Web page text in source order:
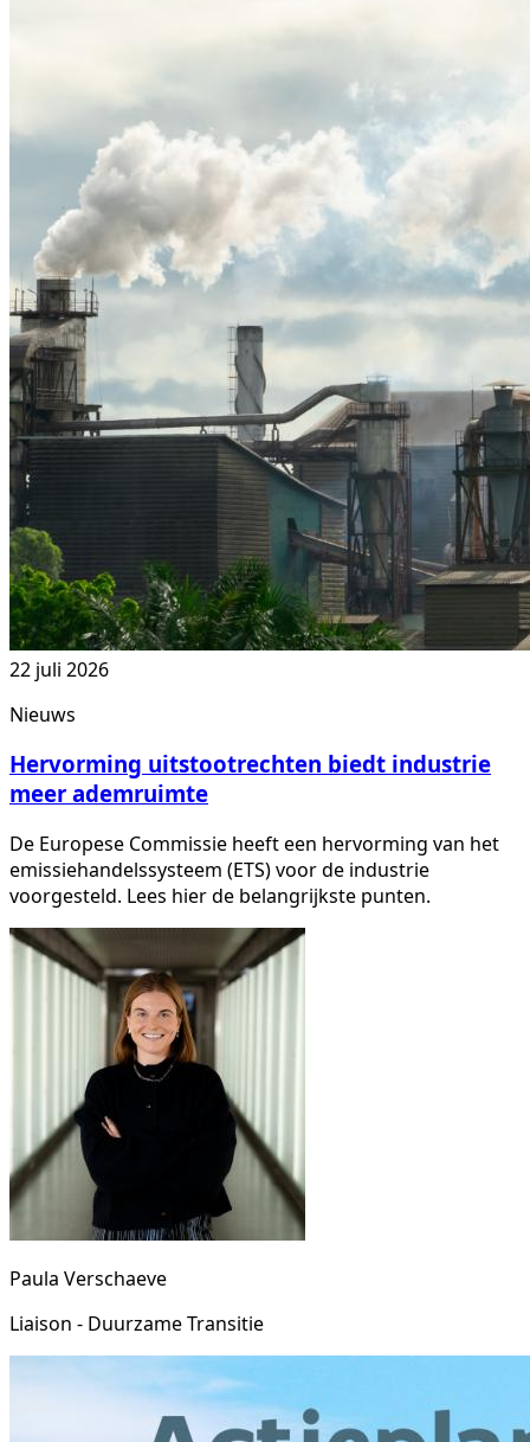
22 juli 2026
Nieuws
Hervorming uitstootrechten biedt industrie
meer ademruimte
De Europese Commissie heeft een hervorming van het
emissiehandelssysteem (ETS) voor de industrie
voorgesteld. Lees hier de belangrijkste punten.
Paula Verschaeve
Liaison - Duurzame Transitie